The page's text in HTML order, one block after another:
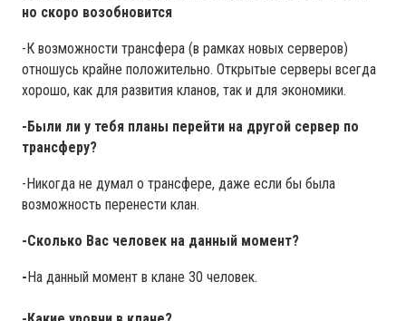
но скоро возобновится
-К возможности трансфера (в рамках новых серверов)
отношусь крайне положительно. Открытые серверы всегда
хорошо, как для развития кланов, так и для экономики.
-Были ли у тебя планы перейти на другой сервер по
трансферу?
-Никогда не думал о трансфере, даже если бы была
возможность перенести клан.
-Сколько Вас человек на данный момент?
- На данный момент в клане 30 человек.